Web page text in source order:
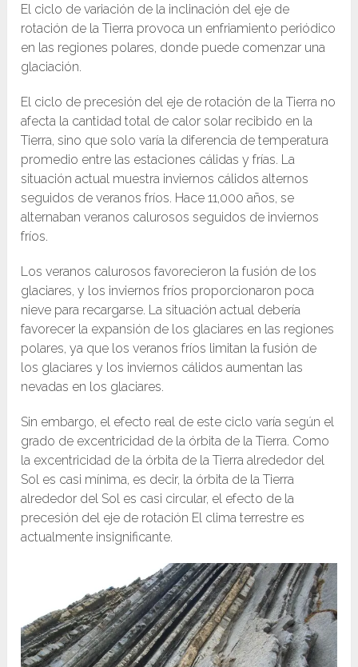
El ciclo de variación de la inclinación del eje de
rotación de la Tierra provoca un enfriamiento periódico
en las regiones polares, donde puede comenzar una
glaciación.
El ciclo de precesión del eje de rotación de la Tierra no
afecta la cantidad total de calor solar recibido en la
Tierra, sino que solo varía la diferencia de temperatura
promedio entre las estaciones cálidas y frías. La
situación actual muestra inviernos cálidos alternos
seguidos de veranos fríos. Hace 11,000 años, se
alternaban veranos calurosos seguidos de inviernos
fríos.
Los veranos calurosos favorecieron la fusión de los
glaciares, y los inviernos fríos proporcionaron poca
nieve para recargarse. La situación actual debería
favorecer la expansión de los glaciares en las regiones
polares, ya que los veranos fríos limitan la fusión de
los glaciares y los inviernos cálidos aumentan las
nevadas en los glaciares.
Sin embargo, el efecto real de este ciclo varía según el
grado de excentricidad de la órbita de la Tierra. Como
la excentricidad de la órbita de la Tierra alrededor del
Sol es casi mínima, es decir, la órbita de la Tierra
alrededor del Sol es casi circular, el efecto de la
precesión del eje de rotación El clima terrestre es
actualmente insignificante.